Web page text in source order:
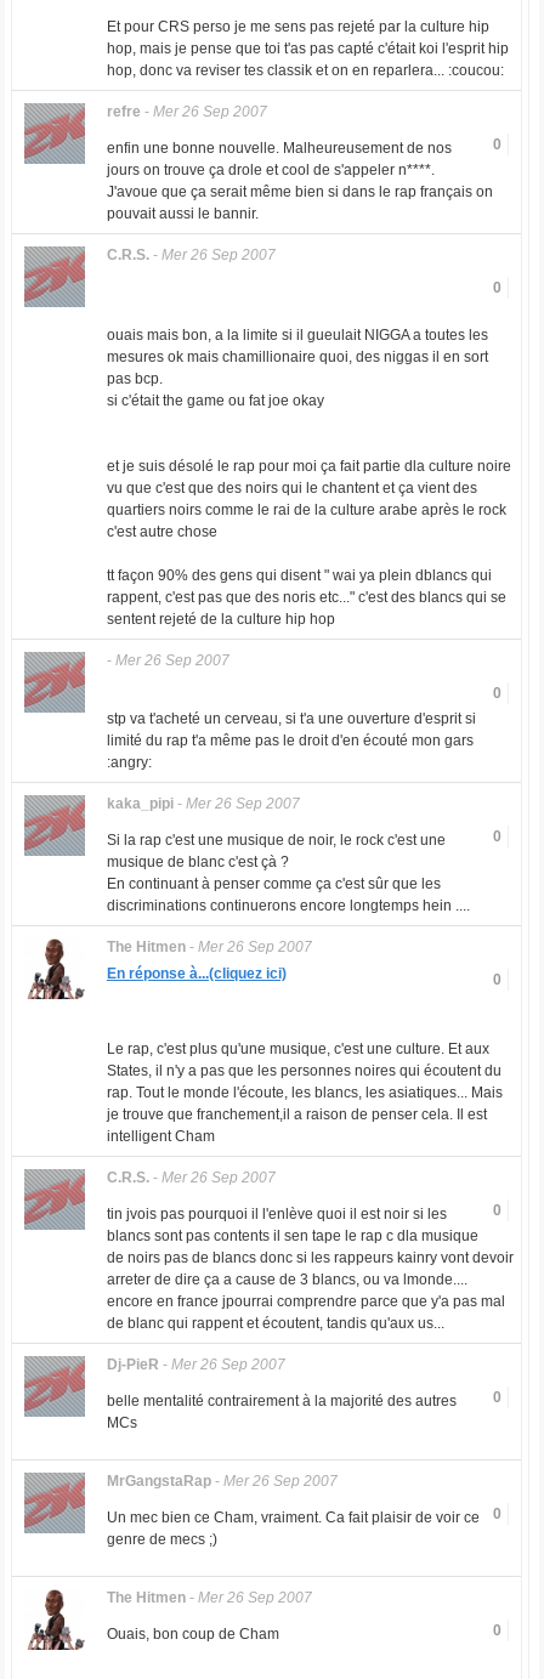
Et pour CRS perso je me sens pas rejeté par la culture hip
hop, mais je pense que toi t'as pas capté c'était koi l'esprit hip
hop, donc va reviser tes classik et on en reparlera... :coucou:
refre - Mer 26 Sep 2007
0
enfin une bonne nouvelle. Malheureusement de nos
jours on trouve ça drole et cool de s'appeler n****.
J'avoue que ça serait même bien si dans le rap français on
pouvait aussi le bannir.
C.R.S.- Mer 26 Sep 2007
0
ouais mais bon, a la limite si il gueulait NIGGA a toutes les
mesures ok mais chamillionaire quoi, des niggas il en sort
pas bcp.
si c'était the game ou fat joe okay
et je suis désolé le rap pour moi ça fait partie dla culture noire
vu que c'est que des noirs qui le chantent et ça vient des
quartiers noirs comme le rai de la culture arabe après le rock
c'est autre chose
tt façon 90% des gens qui disent " wai ya plein dblancs qui
rappent, c'est pas que des noris etc..." c'est des blancs qui se
sentent rejeté de la culture hip hop
- Mer 26 Sep 2007
0
stp va t'acheté un cerveau, si t'a une ouverture d'esprit si
limité du rap t'a même pas le droit d'en écouté mon gars
:angry:
kaka_pipi- Mer 26 Sep 2007
0
Si la rap c'est une musique de noir, le rock c'est une
musique de blanc c'est çà ?
En continuant à penser comme ça c'est sûr que les
discriminations continuerons encore longtemps hein ....
The Hitmen- Mer 26 Sep 2007
0
En réponse à...(cliquez ici)
Le rap, c'est plus qu'une musique, c'est une culture. Et aux
States, il n'y a pas que les personnes noires qui écoutent du
rap. Tout le monde l'écoute, les blancs, les asiatiques... Mais
je trouve que franchement,il a raison de penser cela. Il est
intelligent Cham
C.R.S.- Mer 26 Sep 2007
0
tin jvois pas pourquoi il l'enlève quoi il est noir si les
blancs sont pas contents il sen tape le rap c dla musique
de noirs pas de blancs donc si les rappeurs kainry vont devoir
arreter de dire ça a cause de 3 blancs, ou va lmonde....
encore en france jpourrai comprendre parce que y'a pas mal
de blanc qui rappent et écoutent, tandis qu'aux us...
Dj-PieR - Mer 26 Sep 2007
0
belle mentalité contrairement à la majorité des autres
MCs
MrGangstaRap- Mer 26 Sep 2007
0
Un mec bien ce Cham, vraiment. Ca fait plaisir de voir ce
genre de mecs ;)
The Hitmen- Mer 26 Sep 2007
0
Ouais, bon coup de Cham